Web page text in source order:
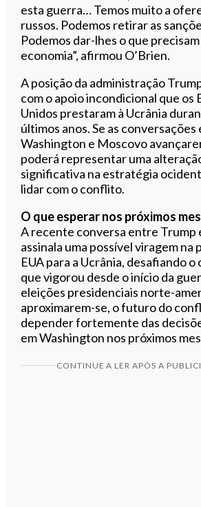
esta guerra… Temos muito a
russos. Podemos retirar as
Podemos dar-lhes o que precisam
economia”, afirmou O’Brien.
A posição da administração
com o apoio incondicional que os
Unidos prestaram à Ucrânia
últimos anos. Se as
Washington e Moscovo
poderá representar uma
significativa na estratégia
lidar com o conflito.
O que esperar nos próximos
A recente conversa entre Trump
assinala uma possível viragem na
EUA para a Ucrânia, desafiando o
que vigorou desde o início da
eleições presidenciais norte-
aproximarem-se, o futuro do
depender fortemente das
em Washington nos próximos
CONTINUE A LER APÓS A